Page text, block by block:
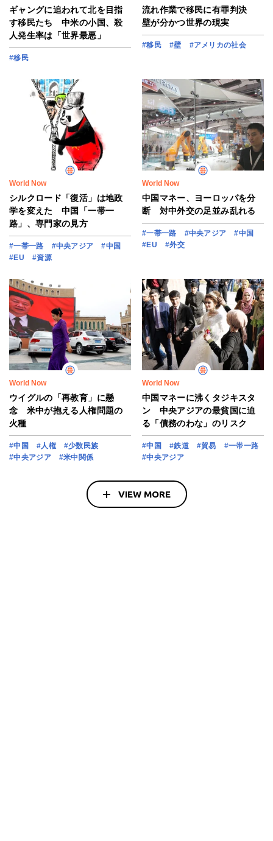
ギャングに追われて北を目指
す移民たち 中米の小国、殺
人発生率は「世界最悪」
#移民
流れ作業で移民に有罪判決
壁が分かつ世界の現実
#移民 #壁 #アメリカの社会
World Now
シルクロード「復活」は地政
学を変えた 中国「一帯一
路」、専門家の見方
#一帯一路 #中央アジア
#中国
#EU
#資源
World Now
中国マネー、ヨーロッパを分
断 対中外交の足並み乱れる
#一帯一路 #中央アジア
#中国
#EU
#外交
World Now
ウイグルの「再教育」に懸
念 米中が抱える人権問題の
火種
#中国 #人権
#少数民族
#中央アジア
#米中関係
World Now
中国マネーに沸くタジキスタ
ン 中央アジアの最貧国に迫
る「債務のわな」のリスク
#中国 #鉄道 #貿易
#一帯一路
#中央アジア
VIEW MORE